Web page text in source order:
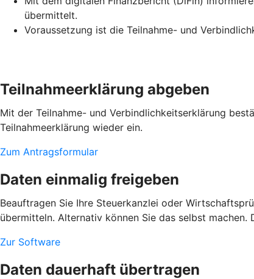
übermittelt.
Voraussetzung ist die Teilnahme- und
Teilnahmeerklärung abgeben
Mit der Teilnahme- und Verbindlichkeitserklärung
Teilnahmeerklärung wieder ein.
Zum Antragsformular
Daten einmalig freigeben
Beauftragen Sie Ihre Steuerkanzlei oder
übermitteln. Alternativ können Sie das selbst machen.
Zur Software
Daten dauerhaft übertragen